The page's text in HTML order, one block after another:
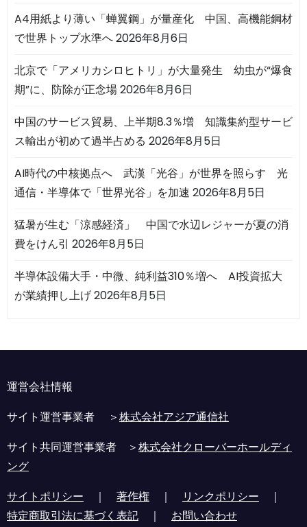
A4用紙より薄い「蝉翼鋼」が量産化 中国、高機能鋼材
で世界トップ水準へ2026年8月6日
北京で「アメリカシロヒトリ」が大量発生 幼虫が“爆食
期”に、防除が正念場2026年8月6日
中国のサービス貿易、上半期8.3％増 知識集約型サービ
ス輸出が初めて過半占める 2026年8月5日
AI時代の中核拠点へ 武漢「光谷」が世界を照らす 光
通信・半導体で「世界光谷」を加速 2026年8月5日
猛暑が生む「涼感経済」 中国で水辺レジャーが夏の消
費をけん引 2026年8月5日
半導体設備大手・中微、純利益310％増へ AI投資拡大
が業績押し上げ2026年8月5日
運営会社情報
サイト運営事業者 ＞株式会社アジア通信社
サイト共同運営事業者 ＞株式会社クローバーホールディ
ング
サイトポリシー ｜ 著作権 ｜ リンクポリシー ｜
特定商取引法に基づく表記 ｜ お問い合わせ